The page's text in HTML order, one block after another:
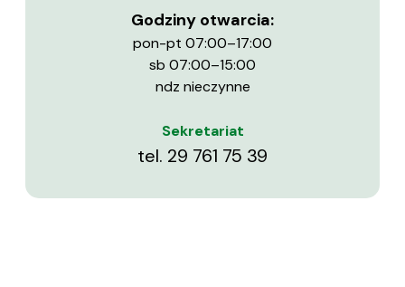
Godziny otwarcia:
pon-pt 07:00–17:00
sb 07:00–15:00
ndz nieczynne
Sekretariat
tel. 29 761 75 39